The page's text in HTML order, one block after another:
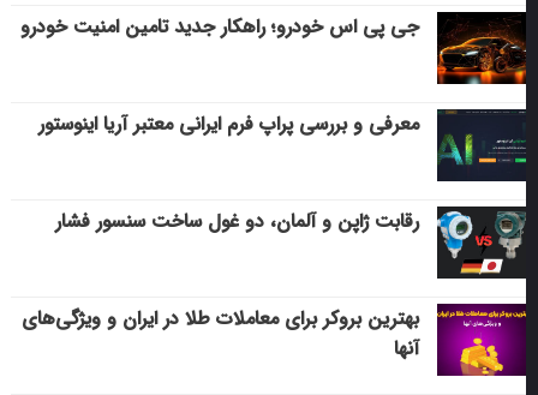
جی پی اس خودرو؛ راهکار جدید تامین امنیت خودرو
معرفی و بررسی پراپ فرم ایرانی معتبر آریا اینوستور
رقابت ژاپن و آلمان، دو غول ساخت سنسور فشار
بهترین بروکر برای معاملات طلا در ایران و ویژگی‌های
آنها